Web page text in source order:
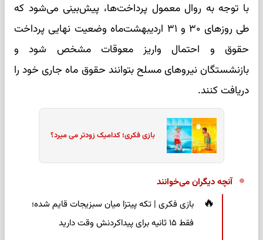
با توجه به روال معمول پرداخت‌ها، پیش‌بینی می‌شود که
طی روزهای ۳۰ و ۳۱ اردیبهشت‌ماه وضعیت نهایی پرداخت
حقوق و احتمال واریز معوقات مشخص شود و
بازنشستگان نیروهای مسلح بتوانند حقوق ماه جاری خود را
دریافت کنند.
بازی فکری؛ کدامیک زودتر می میرد؟
آنچه دیگران می‌خوانند
بازی فکری | تکه پیتزا میان سبزیجات قایم شده؛
فقط ۱۵ ثانیه برای پیداکردنش وقت دارید